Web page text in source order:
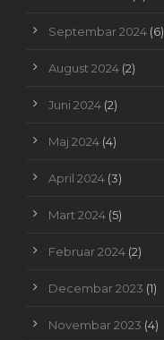
Septembar 2024 (6)
August 2024 (2)
Juni 2024 (2)
Maj 2024 (4)
April 2024 (3)
Mart 2024 (5)
Februar 2024 (2)
Decembar 2023 (1)
Novembar 2023 (4)